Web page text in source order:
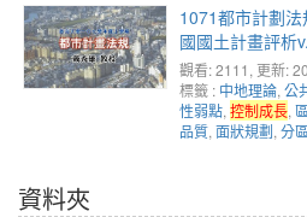
1071都市計劃
國國土計畫評析
觀看: 2111 , 更新:
標籤 : 中地理論, 公
性弱點, 控制成長,
品質, 面狀規劃, 分
資料夾